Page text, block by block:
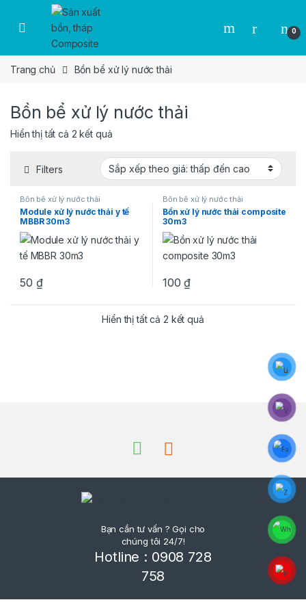
Skip to navigation
Skip to content
0
Trang chủ Bồn bể xử lý nước thải
Bồn bể xử lý nước thải
Hiển thị tất cả 2 kết quảĐã sắp xếp theo giá: thấp đến cao
Filters
Bồn bể xử lý nước thải
Module xử lý nước thải y tế
MBBR 30m3
50 ₫
Bồn bể xử lý nước thải
Bồn xử lý nước thải composite
30m3
100₫
Hiển thị tất cả 2 kết quảĐã sắp xếp theo giá:
Bạn cần tư vấn ? Gọi cho
chúng tôi 24/7!
Hotline : 0908 728
758